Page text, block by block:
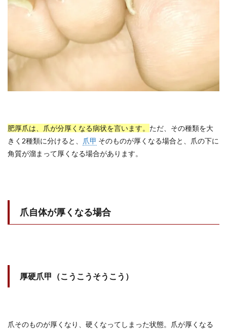
肥厚爪は、爪が分厚くなる病状を言います。 ただ、その種類を大
きく2種類に分けると、
爪甲 そのものが厚くなる場合と、爪の下に
角質が溜まって厚くなる場合があります。
爪自体が厚くなる場合
厚硬爪甲（こうこうそうこう）
爪そのものが厚くなり、硬くなってしまった状態。爪が厚くなる